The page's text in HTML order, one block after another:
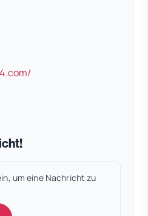
um eine Nachricht zu